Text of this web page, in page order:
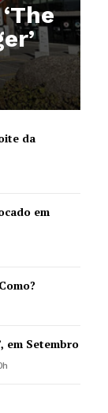
da
em
em Setembro